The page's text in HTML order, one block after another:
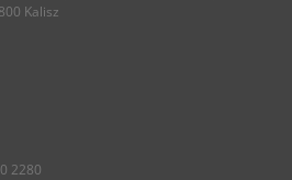
Kalisz
2280